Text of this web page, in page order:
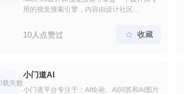
用的视觉搜索引擎，内容由设计社区
供。搜索质量高，而且设计都很美观。Niice
通过用户输入的颜色来搜索不同的视觉作品，
10人点赞过  收藏
载失败
小门道AI
小门道平台专注于：AI绘画、AI问答和AI图片